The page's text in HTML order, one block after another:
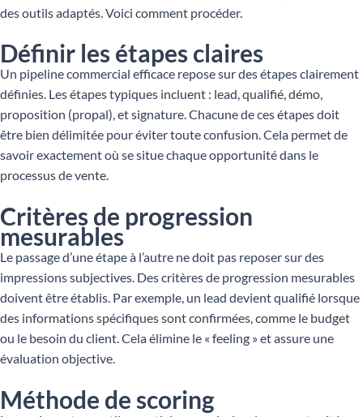
des outils adaptés. Voici comment procéder.
Définir les étapes claires
Un pipeline commercial efficace repose sur des étapes clairement
définies. Les étapes typiques incluent : lead, qualifié, démo,
proposition (propal), et signature. Chacune de ces étapes doit
être bien délimitée pour éviter toute confusion. Cela permet de
savoir exactement où se situe chaque opportunité dans le
processus de vente.
Critères de progression
mesurables
Le passage d’une étape à l’autre ne doit pas reposer sur des
impressions subjectives. Des critères de progression mesurables
doivent être établis. Par exemple, un lead devient qualifié lorsque
des informations spécifiques sont confirmées, comme le budget
ou le besoin du client. Cela élimine le « feeling » et assure une
évaluation objective.
Méthode de scoring